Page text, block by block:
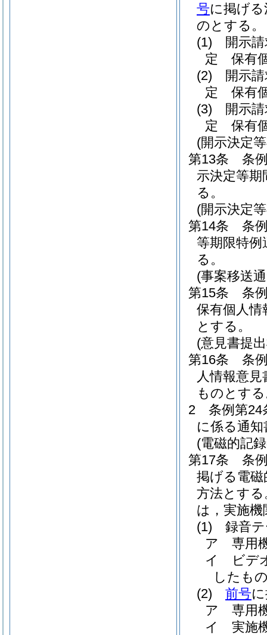
号に掲げ
のとする。
(1)
開示
定 保有
(2)
開示
定 保有
(3)
開示
定 保有
(開示決定
第13条
条
示決定等期
る。
(開示決定
第14条
条
等期限特例
る。
(事案移送
第15条
条
保有個人情
とする。
(意見書提
第16条
条
人情報意
ものとす
2
条例第24
に係る通知
(電磁的記
第17条
条
掲げる電
方法とする
は，実施
(1)
録音
ア
専用
イ
ビデ
したも
(2)
前号
ア
専用
イ
実施